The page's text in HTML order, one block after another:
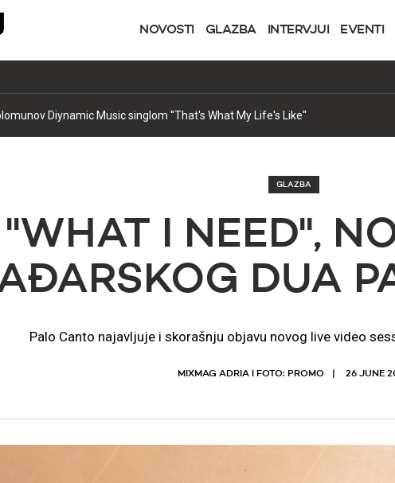
NOVOSTI GLAZBA INTERVJUI EVENTI
V dosad i najavljeno izdanje za 2027.
GLAZBA
''WHAT I NEED'',
DUA
Palo Canto najavljuje i skorašnju objavu novog live video
MIXMAG ADRIA I FOTO: PROMO 26 JUNE